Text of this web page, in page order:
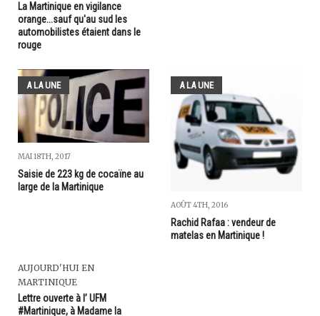
La Martinique en vigilance
orange...sauf qu'au sud les
automobilistes étaient dans le
rouge
A LA UNE
MAI 18TH, 2017
Saisie de 223 kg de cocaïne au
large de la Martinique
A LA UNE
AOÛT 4TH, 2016
Rachid Rafaa : vendeur de
matelas en Martinique !
AUJOURD'HUI EN
MARTINIQUE
Lettre ouverte à l’ UFM
#Martinique, à Madame la